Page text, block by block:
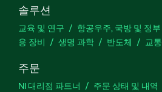
솔루션
교육 및 연구 항공우주, 국방 및 정부
용 장비
생명 과학 반도체 교통
주문
NI 대리점 파트너 주문 상태 및 내역